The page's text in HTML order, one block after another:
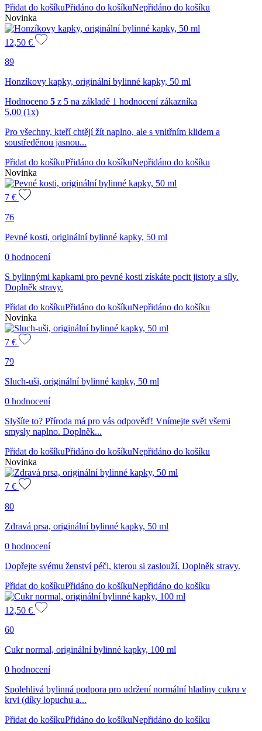
Přidat do košíkuPřidáno do košíkuNepřidáno do košíku
Novinka
12,50 €
89
Honzíkovy kapky, originální bylinné kapky, 50 ml
Hodnoceno 5 z 5 na základě 1 hodnocení zákazníka
5,00 (1x)
Pro všechny, kteří chtějí žít naplno, ale s vnitřním klidem a
soustředěnou jasnou...
Přidat do košíkuPřidáno do košíkuNepřidáno do košíku
Novinka
7 €
76
Pevné kosti, originální bylinné kapky, 50 ml
0 hodnocení
S bylinnými kapkami pro pevné kosti získáte pocit jistoty a síly.
Doplněk stravy.
Přidat do košíkuPřidáno do košíkuNepřidáno do košíku
Novinka
7 €
79
Sluch-uši, originální bylinné kapky, 50 ml
0 hodnocení
Slyšíte to? Příroda má pro vás odpověď! Vnímejte svět všemi
smysly naplno. Doplněk...
Přidat do košíkuPřidáno do košíkuNepřidáno do košíku
Novinka
7 €
80
Zdravá prsa, originální bylinné kapky, 50 ml
0 hodnocení
Dopřejte svému ženství péči, kterou si zaslouží. Doplněk stravy.
Přidat do košíkuPřidáno do košíkuNepřidáno do košíku
12,50 €
60
Cukr normal, originální bylinné kapky, 100 ml
0 hodnocení
Spolehlivá bylinná podpora pro udržení normální hladiny cukru v
krvi (díky lopuchu a...
Přidat do košíkuPřidáno do košíkuNepřidáno do košíku